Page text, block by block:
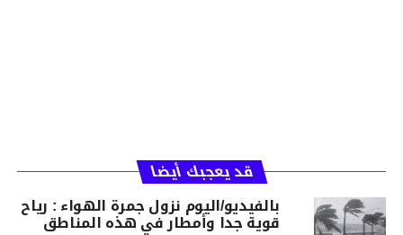
قد يعجبك أيضا
بالفيديو/اليوم نزول جمرة الهواء : رياح
قوية جدا وأمطار في هذه المناطق